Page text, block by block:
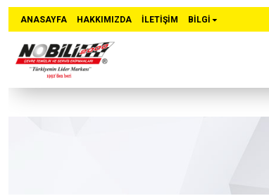
ANASAYFA HAKKIMIZDA İLETIŞIM BİLGİ